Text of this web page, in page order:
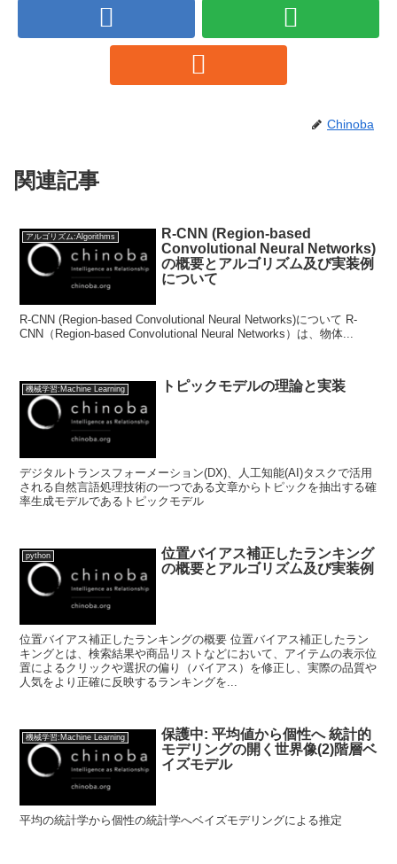
Chinoba
関連記事
アルゴリズム:Algorithms
R-CNN (Region-based
Convolutional Neural Networks)
の概要とアルゴリズム及び実装例
について
R-CNN (Region-based Convolutional Neural Networks)について R-
CNN（Region-based Convolutional Neural Networks）は、物体...
機械学習:Machine Learning トピックモデルの理論と実装
デジタルトランスフォーメーション(DX)、人工知能(AI)タスクで活用
される自然言語処理技術の一つである文章からトピックを抽出する確
率生成モデルであるトピックモデル
python
位置バイアス補正したランキング
の概要とアルゴリズム及び実装例
位置バイアス補正したランキングの概要 位置バイアス補正したラン
キングとは、検索結果や商品リストなどにおいて、アイテムの表示位
置によるクリックや選択の偏り（バイアス）を修正し、実際の品質や
人気をより正確に反映するランキングを...
機械学習:Machine Learning
保護中: 平均値から個性へ 統計的
モデリングの開く世界像(2)階層ベ
イズモデル
平均の統計学から個性の統計学へベイズモデリングによる推定